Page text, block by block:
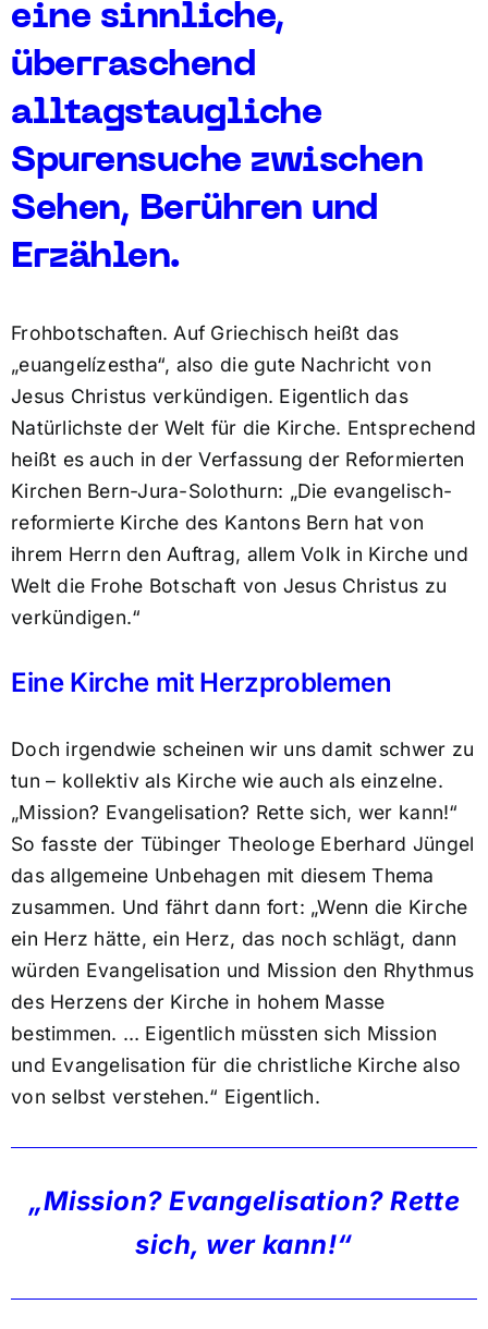
eine sinnliche,
überraschend
alltagstaugliche
Spurensuche zwischen
Sehen, Berühren und
Erzählen.
Frohbotschaften. Auf Griechisch heißt das
„euangelízestha“, also die gute Nachricht von
Jesus Christus verkündigen. Eigentlich das
Natürlichste der Welt für die Kirche. Entsprechend
heißt es auch in der Verfassung der Reformierten
Kirchen Bern-Jura-Solothurn: „Die evangelisch-
reformierte Kirche des Kantons Bern hat von
ihrem Herrn den Auftrag, allem Volk in Kirche und
Welt die Frohe Botschaft von Jesus Christus zu
verkündigen.“
Eine Kirche mit Herzproblemen
Doch irgendwie scheinen wir uns damit schwer zu
tun – kollektiv als Kirche wie auch als einzelne.
„Mission? Evangelisation? Rette sich, wer kann!“
So fasste der Tübinger Theologe Eberhard Jüngel
das allgemeine Unbehagen mit diesem Thema
zusammen. Und fährt dann fort: „Wenn die Kirche
ein Herz hätte, ein Herz, das noch schlägt, dann
würden Evangelisation und Mission den Rhythmus
des Herzens der Kirche in hohem Masse
bestimmen. … Eigentlich müssten sich Mission
und Evangelisation für die christliche Kirche also
von selbst verstehen.“ Eigentlich.
„Mission? Evangelisation? Rette
sich, wer kann!“